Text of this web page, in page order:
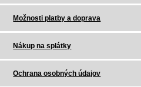
Možnosti platby a doprava
Nákup na splátky
Ochrana osobných údajov